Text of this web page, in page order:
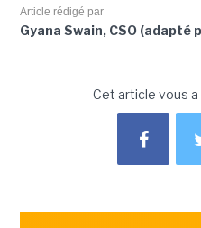
Article rédigé par
Gyana Swain, CSO (adapté
Cet article vous a